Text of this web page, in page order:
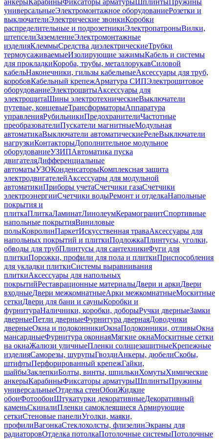
анкерыКарабиныФиксаторы арматурыШплинтыПружины
универсальныеЭлектромонтажное оборудованиеРозетки и
выключателиЭлектрические звонкиКоробки
распределительные и подрозетникиЭлектропатроныВилки,
штепселиЗаземлениеЭлектромонтажные
изделияКлеммыСредства диэлектрическиеТрубки
термоусаживаемыеИзолирующие зажимыКабель и системы
для прокладкиКороба, трубы, металлорукавСиловой
кабельНаконечники, гильзы кабельныеАксессуары для труб,
коробовКабельный крепежАрматура СИПЭлектрощитовое
оборудованиеЭлектрощитыАксессуары для
электрощитаШины электротехническиеВыключатели
путевые, концевыеТрансформаторыАппаратура
управленияРубильникиПредохранителиЧастотные
преобразователиПускатели магнитныеМодульная
автоматикаВыключатели автоматическиеРелеВыключатели
нагрузкиКонтакторыДополнительное модульное
оборудованиеУЗИПАвтоматика пуска
двигателяДифференциальные
автоматыУЗОКонденсаторыКомплексная защита
электродвигателейАксессуары для модульной
автоматикиПриборы учетаСчетчики газаСчетчики
электроэнергииСчетчики водыРемонт и отделкаНапольные
покрытия и
плиткаПлиткаЛаминатЛинолеумКерамогранитСпортивные
напольные покрытияВиниловые
полыКовролинПаркетИскусственная траваАксессуары для
напольных покрытий и плиткиПодложкаПлинтусы, уголки,
обводы для трубПлинтусы для сантехникиФуги для
плиткиПорожки, профили для пола и плиткиПриспособления
для укладки плиткиСистемы выравнивания
плиткиАксессуары для напольных
покрытийРеставрационные материалыДвери и аркиДвери
входныеДвери межкомнатныеАрки межкомнатныеМоскитные
сеткиДвери для бани и сауныКоробки и
фурнитураНаличники, коробки, доборыРучки дверныеЗамки
дверныеПетли дверныеФурнитура двернаяДоводчики
дверныеОкна и подоконникиОкнаПодоконники, отливыОкна
мансардныеФурнитура оконнаяМягкие окнаМоскитные сетки
на окнаЖалюзи уличныеПленки солнцезащитныеКрепежные
изделияСаморезы, шурупыГвоздиАнкеры, дюбелиСкобы,
штифтыПерфорированный крепежГайки,
шайбыЗаклепкиБолты, винты, шпилькиХомутыХимические
анкерыКарабиныФиксаторы арматурыШплинтыПружины
универсальныеОтделка стенОбоиЖидкие
обоиФотообоиШтукатурки декоративныеДекоративный
каменьСкиналиПленки самоклеящиеся Армирующие
сеткиСтеновые панелиУголки, маяки,
профилиВагонкаСтеклохолсты, флизелинЭкраны для
радиаторовОтделка потолкаПотолочные системыПотолочные